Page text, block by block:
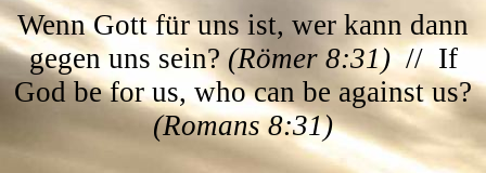
Wenn Gott für uns ist, wer kann dann
gegen uns sein? (Römer 8:31)// If
God be for us, who can be against us?
(Romans 8:31)